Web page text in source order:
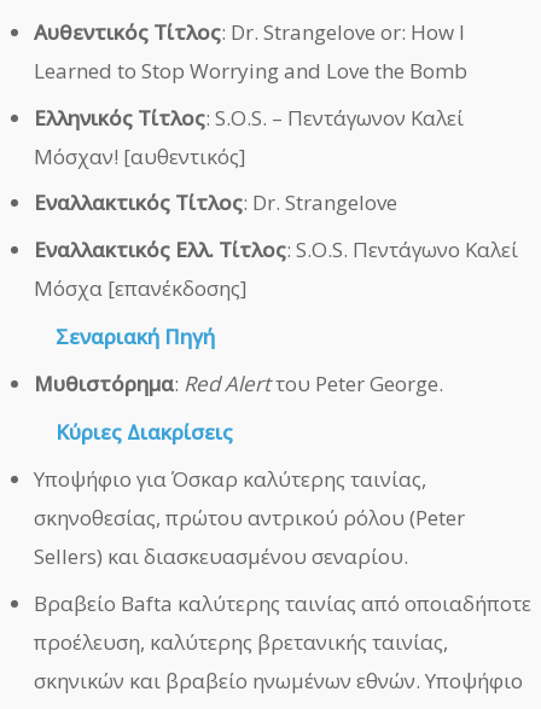
Αυθεντικός Τίτλος: Dr. Strangelove or: How I
Learned to Stop Worrying and Love the Bomb
Ελληνικός Τίτλος: S.O.S. – Πεντάγωνον Καλεί
Μόσχαν! [αυθεντικός]
Εναλλακτικός Τίτλος: Dr. Strangelove
Εναλλακτικός Ελλ. Τίτλος: S.O.S. Πεντάγωνο Καλεί
Μόσχα [επανέκδοσης]
Σεναριακή Πηγή
Μυθιστόρημα: Red Alertτου Peter George.
Κύριες Διακρίσεις
Υποψήφιο για Όσκαρ καλύτερης ταινίας,
σκηνοθεσίας, πρώτου αντρικού ρόλου (Peter
Sellers) και διασκευασμένου σεναρίου.
Βραβείο Bafta καλύτερης ταινίας από οποιαδήποτε
προέλευση, καλύτερης βρετανικής ταινίας,
σκηνικών και βραβείο ηνωμένων εθνών. Υποψήφιο